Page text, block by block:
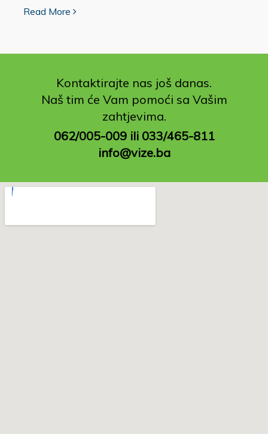
Read More
Kontaktirajte nas još danas.
Naš tim će Vam pomoći sa Vašim
zahtjevima.
062/005-009 ili 033/465-811
info@vize.ba